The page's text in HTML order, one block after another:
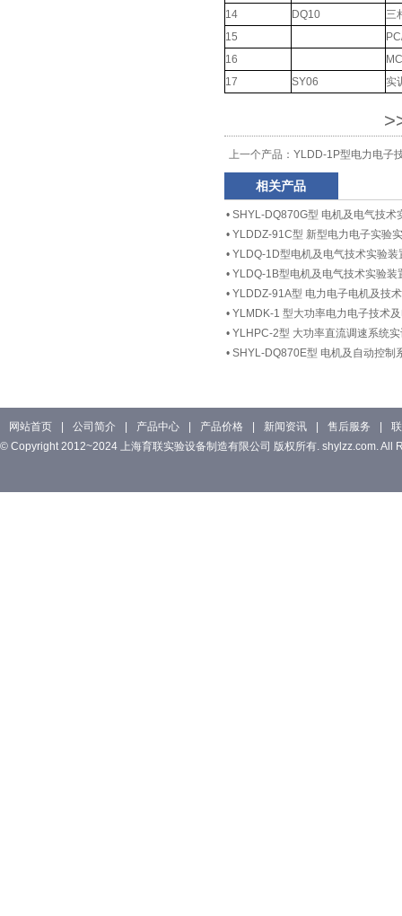
14
DQ10
三
15
16
17
SY06 实
上一个产品： YLDD-1P型电力电子
相关产品
• SHYL-DQ870G型 电机及电气技术
• YLDDZ-91C型 新型电力电子实验
• YLDQ-1D型电机及电气技术实验装
• YLDQ-1B型电机及电气技术实验装
• YLDDZ-91A型 电力电子电机及技
• YLMDK-1 型大功率电力电子技术
• YLHPC-2型 大功率直流调速系统
• SHYL-DQ870E型 电机及自动控制
网站首页 公司简介 产品中心 产品价格 新闻资讯 售后服务
© Copyright 2012~2024 上海育联实验设备制造有限公司 版权所有. shylzz.com. All